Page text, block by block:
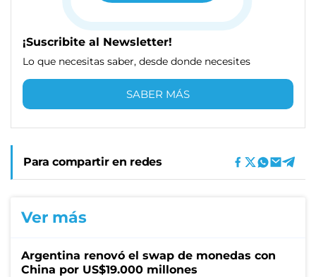
¡Suscribite al Newsletter!
Lo que necesitas saber, desde donde necesites
SABER MÁS
Para compartir en redes
Ver más
Argentina renovó el swap de monedas con
China por US$19.000 millones